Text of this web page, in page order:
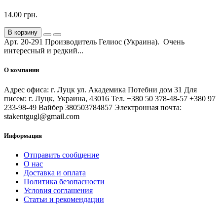
14.00 грн.
В корзину
Арт. 20-291 Производитель Гелиос (Украина). Очень
интересный и редкий...
О компании
Адрес офиса: г. Луцк ул. Академика Потебни дом 31 Для
писем: г. Луцк, Украина, 43016 Тел. +380 50 378-48-57 +380 97
233-98-49 Вайбер 380503784857 Электронная почта:
stakentgugl@gmail.com
Информация
Отправить сообщение
О нас
Доставка и оплата
Политика безопасности
Условия соглашения
Статьи и рекомендации